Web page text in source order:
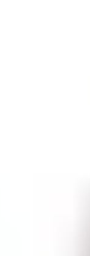
dễ dàng. Nổi
dùng tin
hành êm ái,